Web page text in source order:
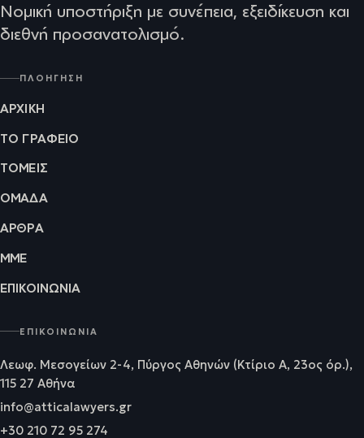
Νομική υποστήριξη με συνέπεια, εξειδίκευση και
διεθνή προσανατολισμό.
ΠΛΟΉΓΗΣΗ
ΑΡΧΙΚΉ
ΤΟ ΓΡΑΦΕΊΟ
ΤΟΜΕΊΣ
ΟΜΆΔΑ
ΆΡΘΡΑ
ΜΜΕ
ΕΠΙΚΟΙΝΩΝΊΑ
ΕΠΙΚΟΙΝΩΝΊΑ
Λεωφ. Μεσογείων 2-4, Πύργος Αθηνών (Κτίριο Α, 23ος όρ.),
115 27 Αθήνα
info@atticalawyers.gr
+30 210 72 95 274